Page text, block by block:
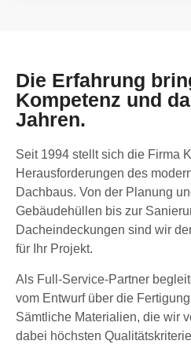
Die Erfahrung
Kompetenz und
Jahren.
Seit 1994 stellt sich die Firma
Herausforderungen des
Dachbaus. Von der Planung
Gebäudehüllen bis zur
Dacheindeckungen sind wir
für Ihr Projekt.
Als Full-Service-Partner
vom Entwurf über die
Sämtliche Materialien, die wir
dabei höchsten